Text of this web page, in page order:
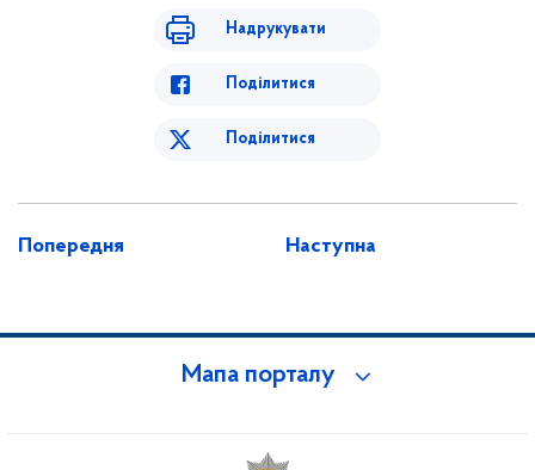
Надрукувати
Поділитися
Поділитися
Попередня Наступна
Мапа порталу